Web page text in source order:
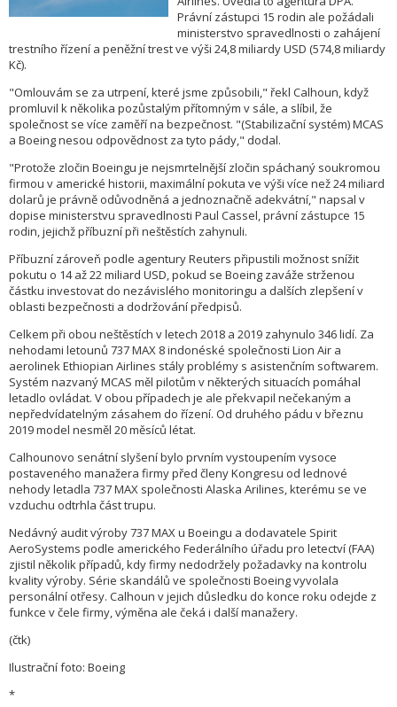
Právní zástupci 15 rodin ale požádali
ministerstvo spravedlnosti o zahájení
trestního řízení a peněžní trest ve výši 24,8 miliardy USD (574,8 miliardy
Kč).
"Omlouvám se za utrpení, které jsme způsobili," řekl Calhoun, když
promluvil k několika pozůstalým přítomným v sále, a slíbil, že
společnost se více zaměří na bezpečnost. "(Stabilizační systém) MCAS
a Boeing nesou odpovědnost za tyto pády," dodal.
"Protože zločin Boeingu je nejsmrtelnější zločin spáchaný soukromou
firmou v americké historii, maximální pokuta ve výši více než 24 miliard
dolarů je právně odůvodněná a jednoznačně adekvátní," napsal v
dopise ministerstvu spravedlnosti Paul Cassel, právní zástupce 15
rodin, jejichž příbuzní při neštěstích zahynuli.
Příbuzní zároveň podle agentury Reuters připustili možnost snížit
pokutu o 14 až 22 miliard USD, pokud se Boeing zaváže strženou
částku investovat do nezávislého monitoringu a dalších zlepšení v
oblasti bezpečnosti a dodržování předpisů.
Celkem při obou neštěstích v letech 2018 a 2019 zahynulo 346 lidí. Za
nehodami letounů 737 MAX 8 indonéské společnosti Lion Air a
aerolinek Ethiopian Airlines stály problémy s asistenčním softwarem.
Systém nazvaný MCAS měl pilotům v některých situacích pomáhal
letadlo ovládat. V obou případech je ale překvapil nečekaným a
nepředvídatelným zásahem do řízení. Od druhého pádu v březnu
2019 model nesměl 20 měsíců létat.
Calhounovo senátní slyšení bylo prvním vystoupením vysoce
postaveného manažera firmy před členy Kongresu od lednové
nehody letadla 737 MAX společnosti Alaska Arilines, kterému se ve
vzduchu odtrhla část trupu.
Nedávný audit výroby 737 MAX u Boeingu a dodavatele Spirit
AeroSystems podle amerického Federálního úřadu pro letectví (FAA)
zjistil několik případů, kdy firmy nedodržely požadavky na kontrolu
kvality výroby. Série skandálů ve společnosti Boeing vyvolala
personální otřesy. Calhoun v jejich důsledku do konce roku odejde z
funkce v čele firmy, výměna ale čeká i další manažery.
(čtk)
Ilustrační foto: Boeing
*